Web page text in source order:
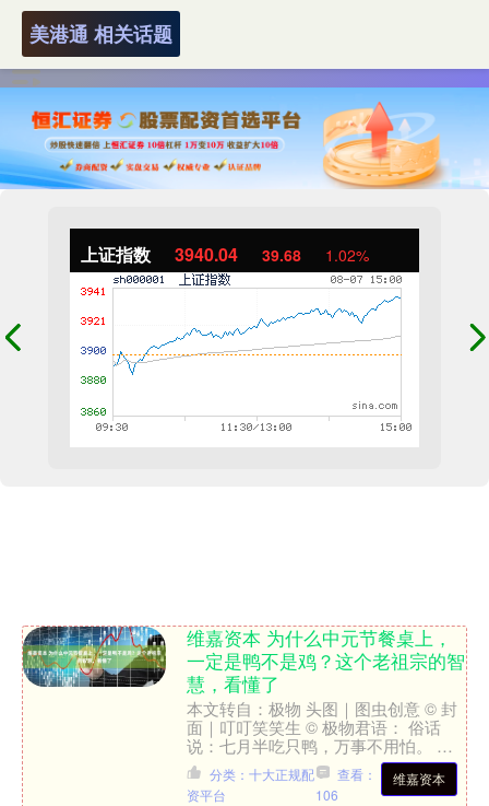
上证指数 3940.04 39.68 1.02%
美港通 相关话题
维嘉资本 为什么中元节餐桌上，
一定是鸭不是鸡？这个老祖宗的智
慧，看懂了
本文转自：极物 头图｜图虫创意 © 封
面｜叮叮笑笑生 © 极物君语： 俗话
说：七月半吃只鸭，万事不用怕。 入
秋吃鸭，求个心安。作为秋补之物的鸭
鸭，也肥得正当时。....
维嘉资本
分类：十大正规配
资平台
查看：
106